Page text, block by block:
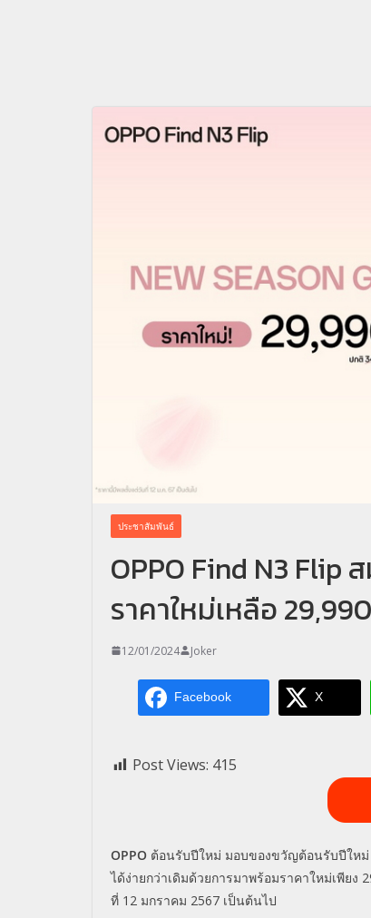
ประชาสัมพันธ์
OPPO Find N3
ราคาใหม่เหลือ
12/01/2024 Joker
Facebook X
Post Views: 415
OPPO ต้อนรับปีใหม่ มอบของขวัญต้อนรับปีใหม่
ได้ง่ายกว่าเดิมด้วยการมาพร้อมราคาใหม่เพียง
ที่ 12 มกราคม 2567 เป็นต้นไป